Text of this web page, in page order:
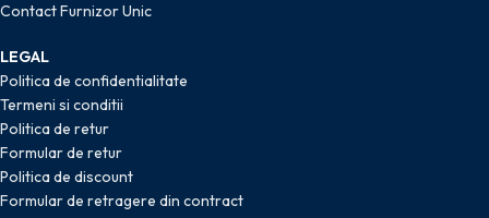
Contact Furnizor Unic
LEGAL
Politica de confidentialitate
Termeni si conditii
Politica de retur
Formular de retur
Politica de discount
Formular de retragere din contract